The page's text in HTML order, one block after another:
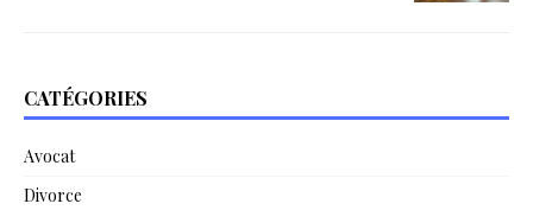
CATÉGORIES
Avocat
Divorce